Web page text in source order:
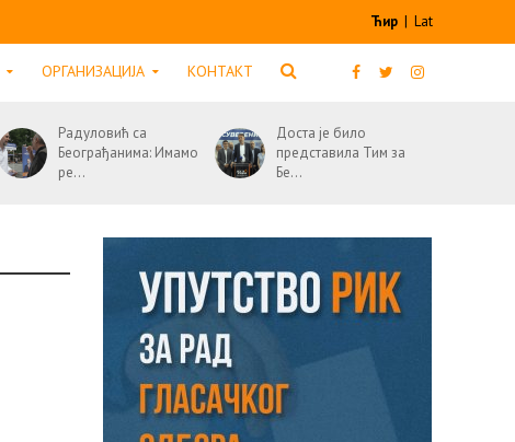
Ћир | Lat
ОРГАНИЗАЦИЈА КОНТАКТ
Радуловић са
Београђанима: Имамо
ре...
Доста је било
представила Тим за
Бе...